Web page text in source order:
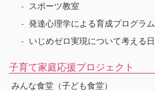
スポーツ教室
発達心理学による育成プログラム
いじめゼロ実現について考える日
子育て家庭応援プロジェクト
みんな食堂（子ども食堂）